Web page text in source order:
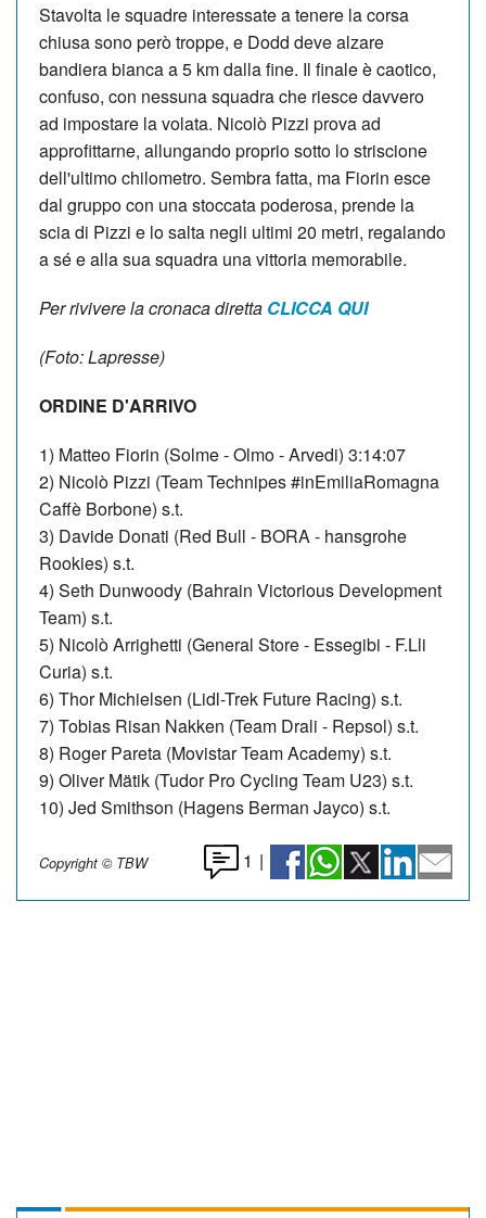
Stavolta le squadre interessate a tenere la corsa
chiusa sono però troppe, e Dodd deve alzare
bandiera bianca a 5 km dalla fine. Il finale è caotico,
confuso, con nessuna squadra che riesce davvero
ad impostare la volata. Nicolò Pizzi prova ad
approfittarne, allungando proprio sotto lo striscione
dell'ultimo chilometro. Sembra fatta, ma Fiorin esce
dal gruppo con una stoccata poderosa, prende la
scia di Pizzi e lo salta negli ultimi 20 metri, regalando
a sé e alla sua squadra una vittoria memorabile.
Per rivivere la cronaca diretta CLICCA QUI
(Foto: Lapresse)
ORDINE D'ARRIVO
1) Matteo Fiorin (Solme - Olmo - Arvedi) 3:14:07
2) Nicolò Pizzi (Team Technipes #inEmiliaRomagna
Caffè Borbone) s.t.
3) Davide Donati (Red Bull - BORA - hansgrohe
Rookies) s.t.
4) Seth Dunwoody (Bahrain Victorious Development
Team) s.t.
5) Nicolò Arrighetti (General Store - Essegibi - F.Lli
Curia) s.t.
6) Thor Michielsen (Lidl-Trek Future Racing) s.t.
7) Tobias Risan Nakken (Team Drali - Repsol) s.t.
8) Roger Pareta (Movistar Team Academy) s.t.
9) Oliver Mätik (Tudor Pro Cycling Team U23) s.t.
10) Jed Smithson (Hagens Berman Jayco) s.t.
Copyright © TBW 1 |